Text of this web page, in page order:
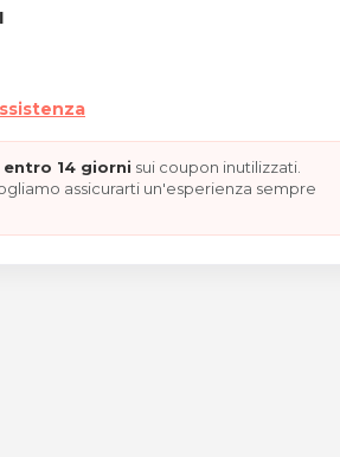
14 giorni sui coupon inutilizzati.
assicurarti un'esperienza sempre